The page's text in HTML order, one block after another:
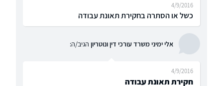
כשל או הסתרה בחקירת תאונת עבודה
4/9/2016
אלי ימיני משרד עורכי דין ונוטריון הגיב/ה:
חקירת תאונת עבודה
4/9/2016